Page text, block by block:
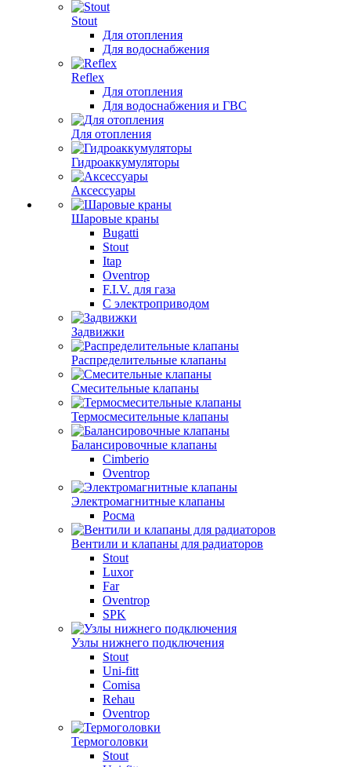
Stout
Для отопления
Для водоснабжения
Reflex
Для отопления
Для водоснабжения и ГВС
Для отопления
Гидроаккумуляторы
Аксессуары
Шаровые краны
Bugatti
Stout
Itap
Oventrop
F.I.V. для газа
С электроприводом
Задвижки
Распределительные клапаны
Cмесительные клапаны
Термосмесительные клапаны
Балансировочные клапаны
Cimberio
Oventrop
Электромагнитные клапаны
Росма
Вентили и клапаны для радиаторов
Stout
Luxor
Far
Oventrop
SPK
Узлы нижнего подключения
Stout
Uni-fitt
Comisa
Rehau
Oventrop
Термоголовки
Stout